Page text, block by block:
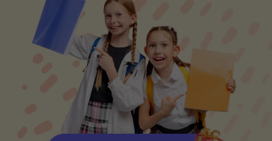
А также юридическая поддержка
Лиги Семейного Образования в
любых вопросах со школой и УО!